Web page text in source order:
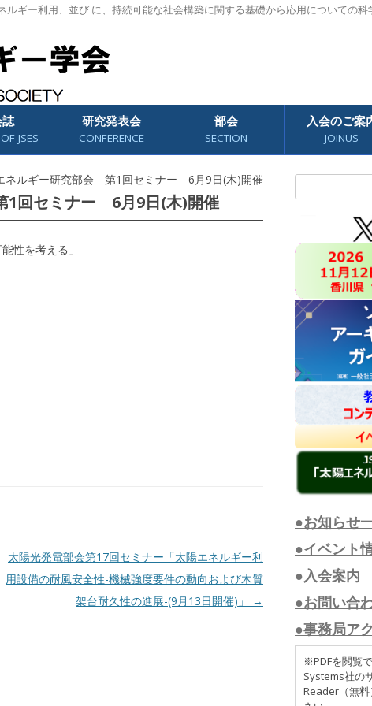
ギー利用、並び に、持続可能な社会構築に関する基礎から応用についての
JSES
研究発表会
CONFERENCE
部会
SECTION
入会のご案
JOINUS
ネルギー研究部会 第1回セミナー 6月9日(木)開催
1回セミナー 6月9日(木)開催
性を考える」
太陽光発電部会第17回セミナー「太陽エネルギー利
用設備の耐風安全性-機械強度要件の動向および木質
架台耐久性の進展-(9月13日開催)」
→
索:
●お知らせ
●イベント
●入会案内
●お問い合
●事務局ア
※PDFを閲覧
Systems社の
Reader（無